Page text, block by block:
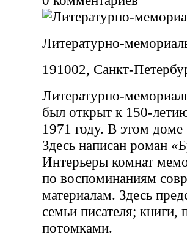
Литературно-
191002, Санкт-
Литературно-
был открыт к 150-
1971 году. В этом доме
Здесь написан роман
Интерьеры комнат
по воспоминаниям
материалам. Здесь
семьи писателя;
потомками.